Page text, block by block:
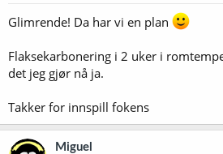
Glimrende! Da har vi en plan
Flaksekarbonering i 2 uker i
det jeg gjør nå ja.
Takker for innspill fokens
Miguel